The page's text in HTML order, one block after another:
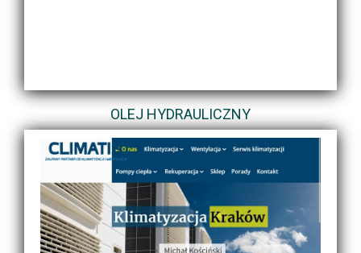
OLEJ HYDRAULICZNY